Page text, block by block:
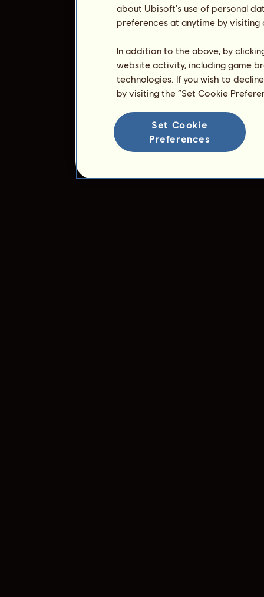
about Ubisoft's use of personal
preferences at anytime by
In addition to the above, by
website activity, including game
technologies. If you wish to
by visiting the “Set Cookie
Set Cookie
Preferences